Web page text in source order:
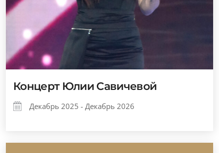
Концерт Юлии Савичевой
Декабрь 2025 - Декабрь 2026